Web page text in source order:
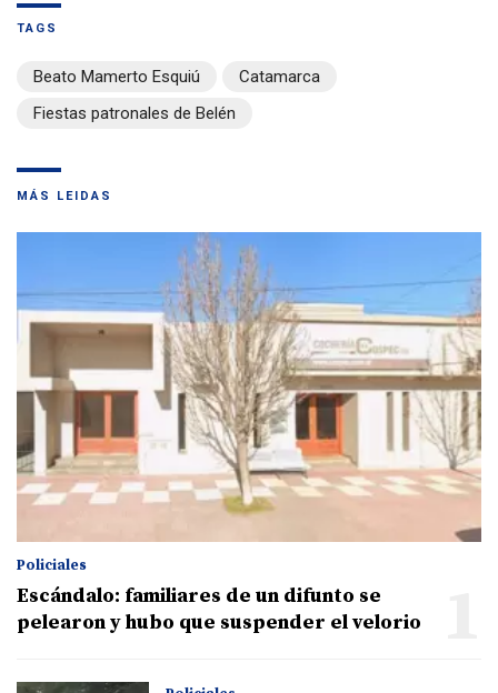
TAGS
Beato Mamerto Esquiú
Catamarca
Fiestas patronales de Belén
MÁS LEIDAS
Policiales
Escándalo: familiares de un difunto se
pelearon y hubo que suspender el velorio